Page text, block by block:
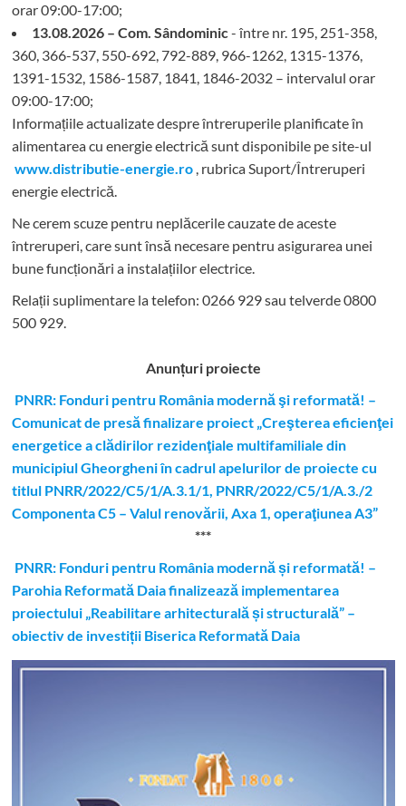
orar 09:00-17:00;
13.08.2026 – Com. Sândominic- între nr. 195, 251-358,
360, 366-537, 550-692, 792-889, 966-1262, 1315-1376,
1391-1532, 1586-1587, 1841, 1846-2032 – intervalul orar
09:00-17:00;
Informațiile actualizate despre întreruperile planificate în
alimentarea cu energie electrică sunt disponibile pe site-ul
www.distributie-energie.ro , rubrica Suport/Întreruperi
energie electrică.
Ne cerem scuze pentru neplăcerile cauzate de aceste
întreruperi, care sunt însă necesare pentru asigurarea unei
bune funcționări a instalațiilor electrice.
Relații suplimentare la telefon: 0266 929 sau telverde 0800
500 929.
Anunțuri proiecte
PNRR: Fonduri pentru România modernă şi reformată! –
Comunicat de presă finalizare proiect „Creşterea eficienţei
energetice a clădirilor rezidenţiale multifamiliale din
municipiul Gheorgheni în cadrul apelurilor de proiecte cu
titlul PNRR/2022/C5/1/A.3.1/1, PNRR/2022/C5/1/A.3./2
Componenta C5 – Valul renovării, Axa 1, operaţiunea A3”
***
PNRR: Fonduri pentru România modernă și reformată! –
Parohia Reformată Daia finalizează implementarea
proiectului „Reabilitare arhitecturală și structurală” –
obiectiv de investiții Biserica Reformată Daia